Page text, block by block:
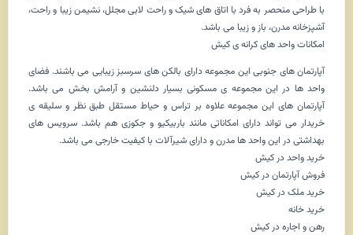
با طراحی منحصر به فرد با اتاق های شیک و راحت لابی مجلل، نشیمن زیبا و راحت،
آشپزخانه مدرن، باز و زیبا می باشد.
امکانات واحد های کرانه ی کیش
آپارتمان های جنوبی این مجموعه دارای بالکن های سرسبز زیبایی می باشند. فضای
واحد ها در این مجموعه ی مسکونی بسیار دلنشین و آرامش بخش می باشد.
آپارتمان های این مجموعه علاوه بر تراس و حیاط مستقل طبق نظر و سلیقه ی
خریدار می تواند دارای امکاناتی مانند باربیکیو و جکوزی هم باشد. سرویس های
بهداشتی در این واحد ها مدرن و دارای شیرآلات با کیفیت خارجی می باشد.
خرید واحد در کیش
فروش آپارتمان در کیش
خرید ملک در کیش
خرید خانه
رهن و اجاره در کیش